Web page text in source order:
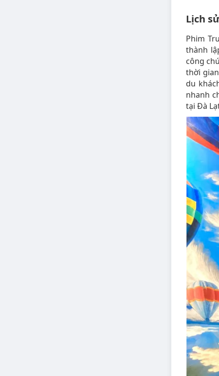
Lịch
Phim
thành
công
thời
du
nhanh
tại Đà